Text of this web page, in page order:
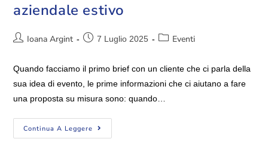
aziendale estivo
Ioana Argint 7 Luglio 2025 Eventi
Quando facciamo il primo brief con un cliente che ci parla della
sua idea di evento, le prime informazioni che ci aiutano a fare
una proposta su misura sono: quando…
Continua A Leggere